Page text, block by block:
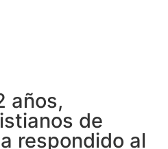
años,
de
respondido al